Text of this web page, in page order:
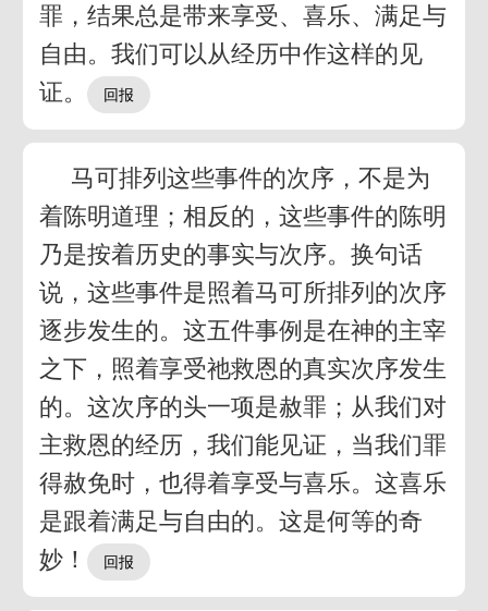
罪，结果总是带来享受、喜乐、满足与
自由。我们可以从经历中作这样的见
证。
马可排列这些事件的次序，不是为
着陈明道理；相反的，这些事件的陈明
乃是按着历史的事实与次序。换句话
说，这些事件是照着马可所排列的次序
逐步发生的。这五件事例是在神的主宰
之下，照着享受祂救恩的真实次序发生
的。这次序的头一项是赦罪；从我们对
主救恩的经历，我们能见证，当我们罪
得赦免时，也得着享受与喜乐。这喜乐
是跟着满足与自由的。这是何等的奇
妙！